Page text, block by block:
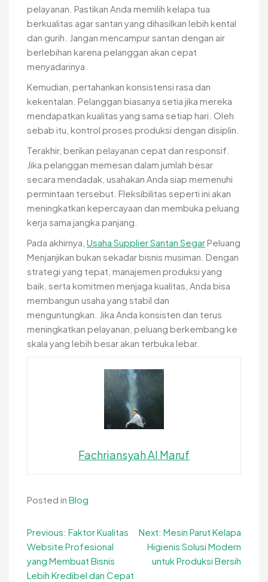
pelayanan. Pastikan Anda memilih kelapa tua
berkualitas agar santan yang dihasilkan lebih kental
dan gurih. Jangan mencampur santan dengan air
berlebihan karena pelanggan akan cepat
menyadarinya.
Kemudian, pertahankan konsistensi rasa dan
kekentalan. Pelanggan biasanya setia jika mereka
mendapatkan kualitas yang sama setiap hari. Oleh
sebab itu, kontrol proses produksi dengan disiplin.
Terakhir, berikan pelayanan cepat dan responsif.
Jika pelanggan memesan dalam jumlah besar
secara mendadak, usahakan Anda siap memenuhi
permintaan tersebut. Fleksibilitas seperti ini akan
meningkatkan kepercayaan dan membuka peluang
kerja sama jangka panjang.
Pada akhirnya, Usaha Supplier Santan SegarPeluang
Menjanjikan bukan sekadar bisnis musiman. Dengan
strategi yang tepat, manajemen produksi yang
baik, serta komitmen menjaga kualitas, Anda bisa
membangun usaha yang stabil dan
menguntungkan. Jika Anda konsisten dan terus
meningkatkan pelayanan, peluang berkembang ke
skala yang lebih besar akan terbuka lebar.
Fachriansyah Al Maruf
Posted in Blog
Navigasi
pos
Previous: Faktor Kualitas
Website Profesional
yang Membuat Bisnis
Lebih Kredibel dan Cepat
Next: Mesin Parut Kelapa
Higienis Solusi Modern
untuk Produksi Bersih